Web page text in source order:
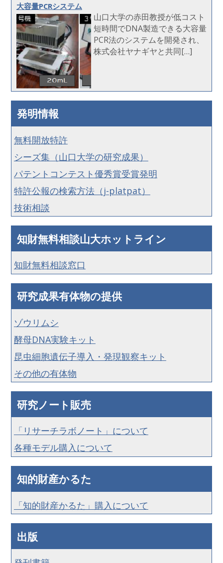
大容量PCRシステム
山口大学の赤田教授が低コスト
短時間でDNA製造できる大容量
PCR法のシステムを開発され、
株式会社ヤナギヤと共同[…]
発明情報
無料開放特許
シーズ集（山口大学の研究成果）
パテントコンテスト優秀賞受賞発明
特許公報の検索方法（j-platpat）
技術相談
知財無料相談山大ホットライン
知財無料相談窓口
研究成果有体物の提供
ゾウリムシ
酵母DNA実験キット
昆虫細胞遺伝子導入・発現観察キット
その他の有体物
研究ノート販売
「リサーチラボノート」について
各種モデル購入について
知的財産かるた
「知的財産かるた」購入について
出版